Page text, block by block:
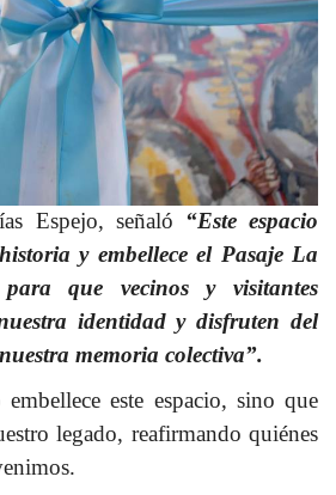
Espejo, señaló “Este espacio
y embellece el Pasaje La
que vecinos y visitantes
identidad y disfruten del
memoria colectiva”.
este espacio, sino que
legado, reafirmando quiénes